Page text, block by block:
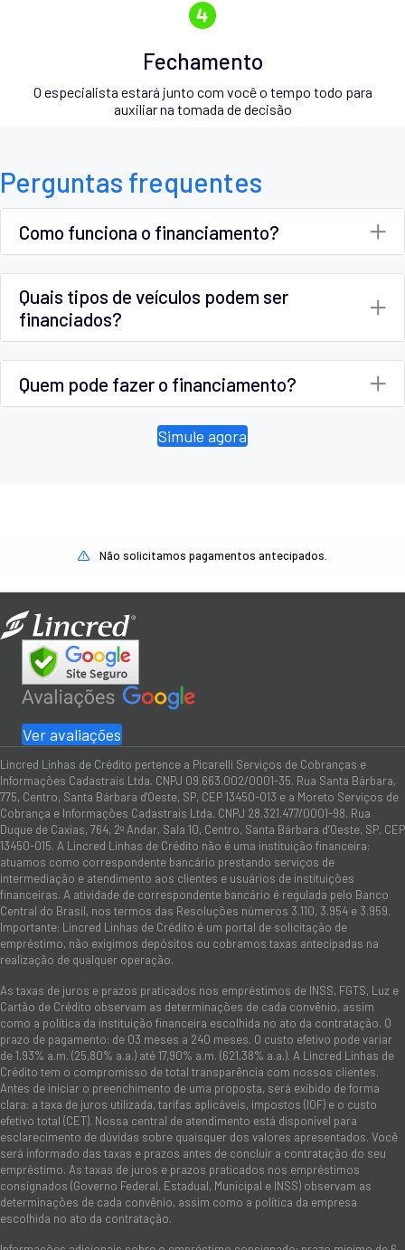
Fechamento
O especialista estará junto com você o tempo todo para
auxiliar na tomada de decisão
Perguntas frequentes
Como funciona o financiamento?
Quais tipos de veículos podem ser
financiados?
Quem pode fazer o financiamento?
Simule agora
Não solicitamos pagamentos antecipados.
Ver avaliações
Lincred Linhas de Crédito pertence a Picarelli Serviços de Cobranças e
Informações Cadastrais Ltda. CNPJ 09.663.002/0001-35. Rua Santa Bárbara,
775, Centro, Santa Bárbara d'Oeste, SP, CEP 13450-013 e a Moreto Serviços de
Cobrança e Informações Cadastrais Ltda. CNPJ 28.321.477/0001-98. Rua
Duque de Caxias, 764, 2º Andar, Sala 10, Centro, Santa Bárbara d’Oeste, SP, CEP
13450-015. A Lincred Linhas de Crédito não é uma instituição financeira:
atuamos como correspondente bancário prestando serviços de
intermediação e atendimento aos clientes e usuários de instituições
financeiras. A atividade de correspondente bancário é regulada pelo Banco
Central do Brasil, nos termos das Resoluções números 3.110, 3.954 e 3.959.
Importante: Lincred Linhas de Crédito é um portal de solicitação de
empréstimo, não exigimos depósitos ou cobramos taxas antecipadas na
realização de qualquer operação.
As taxas de juros e prazos praticados nos empréstimos de INSS, FGTS, Luz e
Cartão de Crédito observam as determinações de cada convênio, assim
como a política da instituição financeira escolhida no ato da contratação. O
prazo de pagamento: de 03 meses a 240 meses. O custo efetivo pode variar
de 1,93% a.m. (25,80% a.a.) até 17,90% a.m. (621,38% a.a.). A Lincred Linhas de
Crédito tem o compromisso de total transparência com nossos clientes.
Antes de iniciar o preenchimento de uma proposta, será exibido de forma
clara: a taxa de juros utilizada, tarifas aplicáveis, impostos (IOF) e o custo
efetivo total (CET). Nossa central de atendimento está disponível para
esclarecimento de dúvidas sobre quaisquer dos valores apresentados. Você
será informado das taxas e prazos antes de concluir a contratação do seu
empréstimo. As taxas de juros e prazos praticados nos empréstimos
consignados (Governo Federal, Estadual, Municipal e INSS) observam as
determinações de cada convênio, assim como a política da empresa
escolhida no ato da contratação.